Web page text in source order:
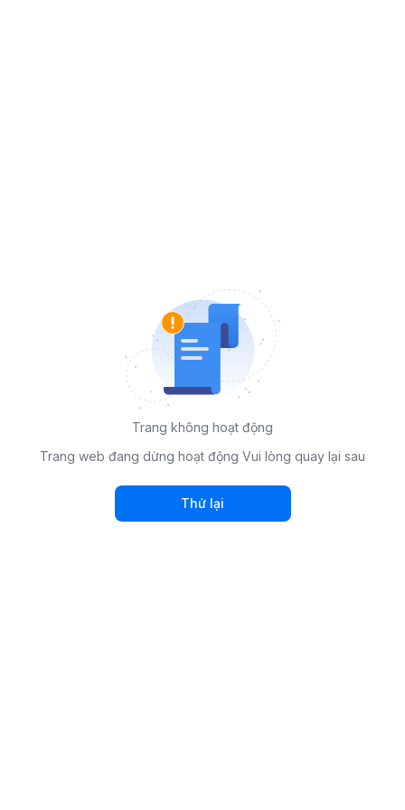
Trang không hoạt động
Trang web đang dừng hoạt động Vui lòng quay lại sau
Thử lại